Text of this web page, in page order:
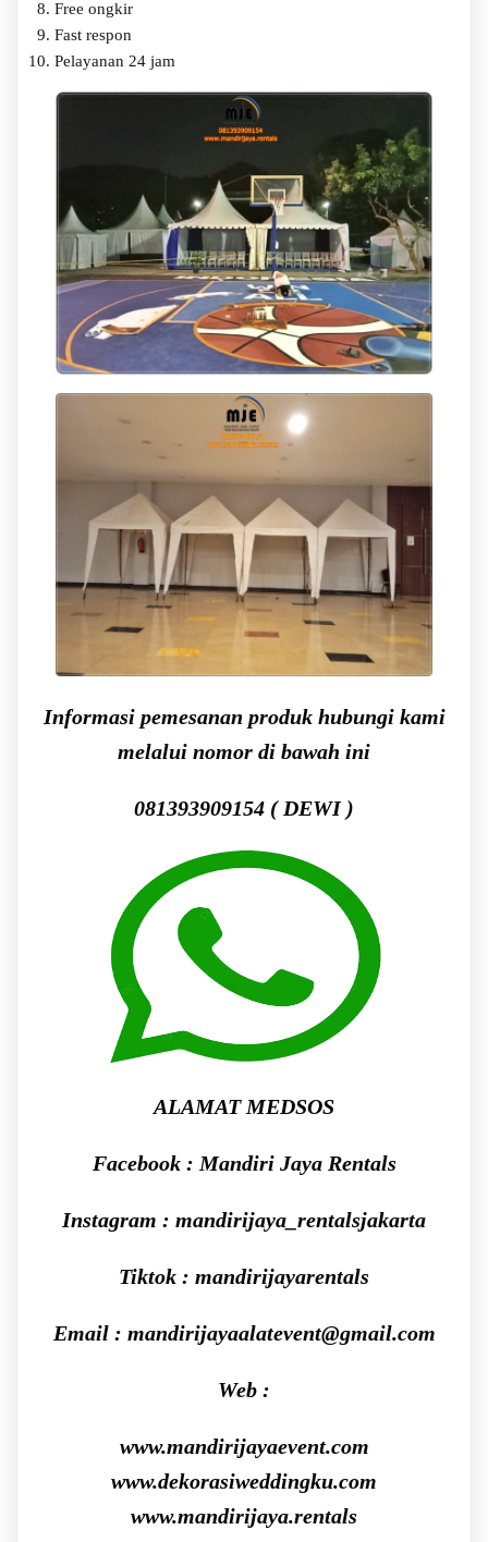
Free ongkir
Fast respon
Pelayanan 24 jam
Informasi pemesanan produk hubungi kami
melalui nomor di bawah ini
081393909154 ( DEWI )
ALAMAT MEDSOS
Facebook : Mandiri Jaya Rentals
Instagram : mandirijaya_rentalsjakarta
Tiktok : mandirijayarentals
Email : mandirijayaalatevent@gmail.com
Web :
www.mandirijayaevent.com
www.dekorasiweddingku.com
www.mandirijaya.rentals